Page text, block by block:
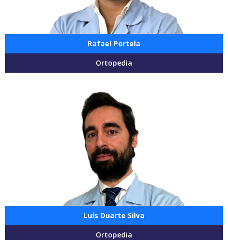
Rafael Portela
Ortopedia
Luís Duarte Silva
Ortopedia